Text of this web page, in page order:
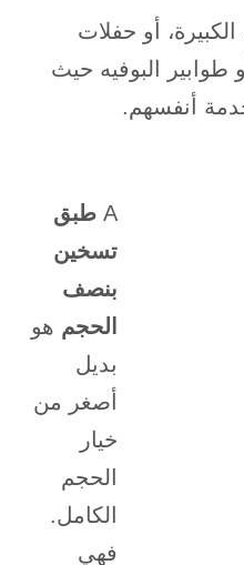
أو حفلات
طوابير البوفيه حيث
أنفسهم.
A طبق
تسخين
بنصف
الحجم هو
بديل
أصغر من
خيار
الحجم
الكامل.
فهي